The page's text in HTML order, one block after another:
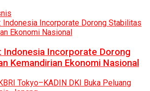
Indonesia Incorporate Dorong
Kemandirian Ekonomi Nasional